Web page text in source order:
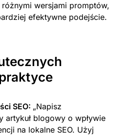
wersjami promptów,
efektywne podejście.
SEO: „Napisz
artykuł blogowy o wpływie
na lokalne SEO. Użyj